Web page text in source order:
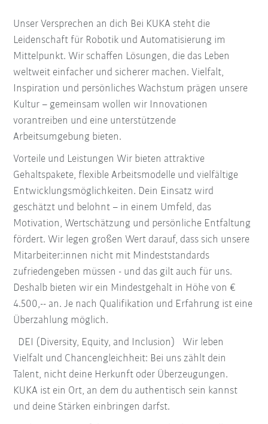
Unser Versprechen an dich Bei KUKA steht die
Leidenschaft für Robotik und Automatisierung im
Mittelpunkt. Wir schaffen Lösungen, die das Leben
weltweit einfacher und sicherer machen. Vielfalt,
Inspiration und persönliches Wachstum prägen unsere
Kultur – gemeinsam wollen wir Innovationen
vorantreiben und eine unterstützende
Arbeitsumgebung bieten.
Vorteile und Leistungen Wir bieten attraktive
Gehaltspakete, flexible Arbeitsmodelle und vielfältige
Entwicklungsmöglichkeiten. Dein Einsatz wird
geschätzt und belohnt – in einem Umfeld, das
Motivation, Wertschätzung und persönliche Entfaltung
fördert. Wir legen großen Wert darauf, dass sich unsere
Mitarbeiter:innen nicht mit Mindeststandards
zufriedengeben müssen - und das gilt auch für uns.
Deshalb bieten wir ein Mindestgehalt in Höhe von €
4.500,-- an. Je nach Qualifikation und Erfahrung ist eine
Überzahlung möglich.
DEI (Diversity, Equity, and Inclusion) Wir leben
Vielfalt und Chancengleichheit: Bei uns zählt dein
Talent, nicht deine Herkunft oder Überzeugungen.
KUKA ist ein Ort, an dem du authentisch sein kannst
und deine Stärken einbringen darfst.